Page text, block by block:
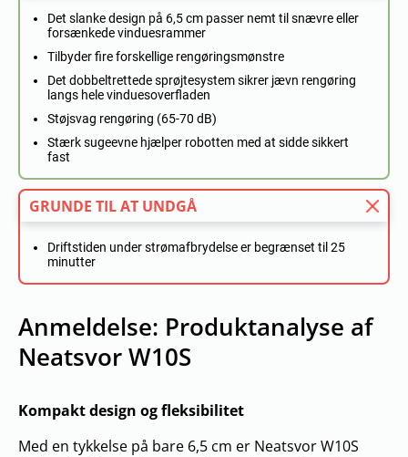
Det slanke design på 6,5 cm passer nemt til snævre eller
forsænkede vinduesrammer
Tilbyder fire forskellige rengøringsmønstre
Det dobbeltrettede sprøjtesystem sikrer jævn rengøring
langs hele vinduesoverfladen
Støjsvag rengøring (65-70 dB)
Stærk sugeevne hjælper robotten med at sidde sikkert
fast
GRUNDE TIL AT UNDGÅ
Driftstiden under strømafbrydelse er begrænset til 25
minutter
Anmeldelse: Produktanalyse af
Neatsvor W10S
Kompakt design og fleksibilitet
Med en tykkelse på bare 6,5 cm er Neatsvor W10S